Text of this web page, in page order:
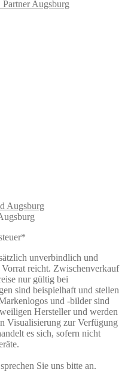
unverbindlich und
reicht. Zwischenverkauf
nur gültig bei
sind beispielhaft und stellen
und -bilder sind
Hersteller und werden
Visualisierung zur Verfügung
es sich, sofern nicht
Sie uns bitte an.